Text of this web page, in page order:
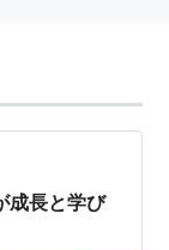
成長と学び